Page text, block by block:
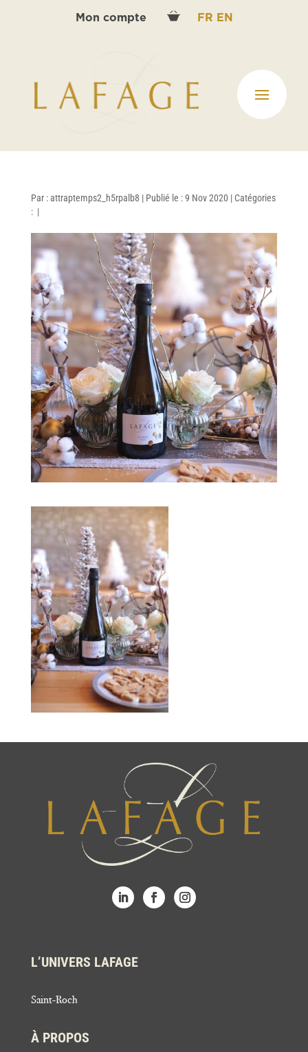
Mon compte FR EN
Par :attraptemps2_h5rpalb8 | Publié le : 9 Nov 2020 | Catégories
: |
L’UNIVERS LAFAGE
Saint-Roch
À PROPOS